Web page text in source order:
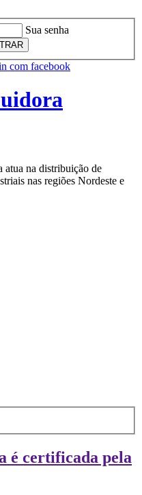
Sua senha
com facebook
na distribuição de
nas regiões Nordeste e
é certificada pela